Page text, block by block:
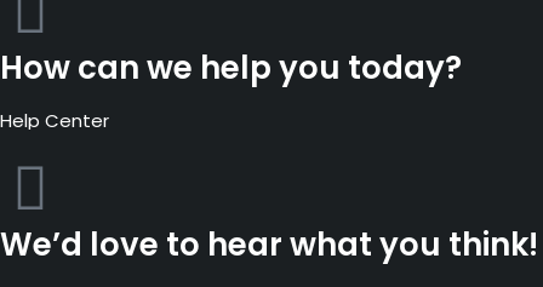
How can we help you today?
Help Center
We’d love to hear what you think!